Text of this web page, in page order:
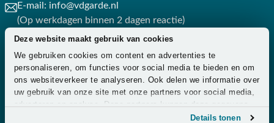
Deze website maakt gebruik van cookies
We gebruiken cookies om content en advertenties te
personaliseren, om functies voor social media te bieden en om
ons websiteverkeer te analyseren. Ook delen we informatie over
uw gebruik van onze site met onze partners voor social media,
adverteren en analyse. Deze partners kunnen deze gegevens
combineren met andere informatie die u aan ze heeft verstrekt
Details tonen
E-mail: info@vdgarde.nl
(Op werkdagen binnen 2 dagen reactie)
Whatsapp: 0488441220
(Op werkdagen binnen 3 uur reactie)